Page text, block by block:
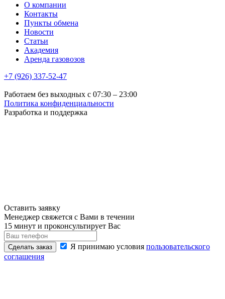
О компании
Контакты
Пункты обмена
Новости
Статьи
Академия
Аренда газовозов
+7 (926) 337-52-47
Работаем без выходных с 07:30 – 23:00
Политика конфиденциальности
Разработка и поддержка
Оставить заявку
Менеджер свяжется с Вами в течении
15 минут и проконсультирует Вас
Сделать заказ Я принимаю условия пользовательского
соглашения